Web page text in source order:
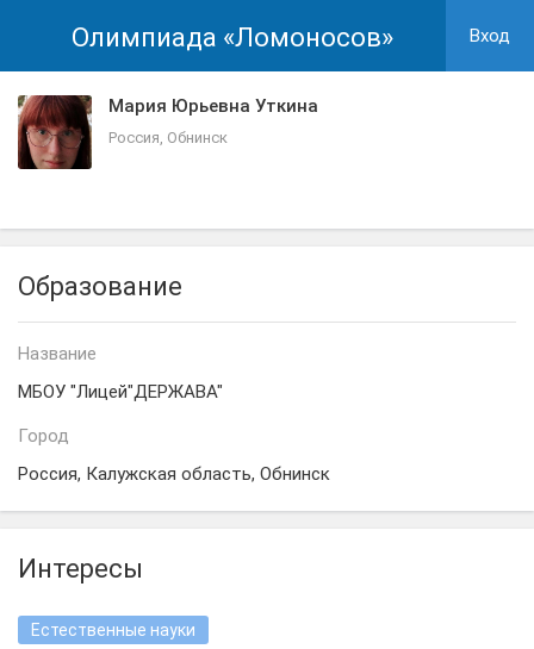
Олимпиада «Ломоносов» Вход
Мария Юрьевна Уткина
Россия, Обнинск
Образование
Название
МБОУ "Лицей"ДЕРЖАВА"
Город
Россия, Калужская область, Обнинск
Интересы
Естественные науки